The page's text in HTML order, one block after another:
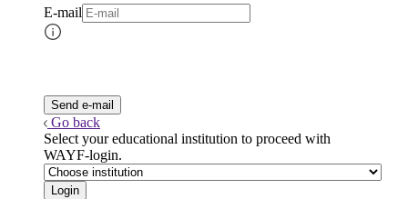
E-mail
Go back
Select your educational institution to proceed with
WAYF-login.